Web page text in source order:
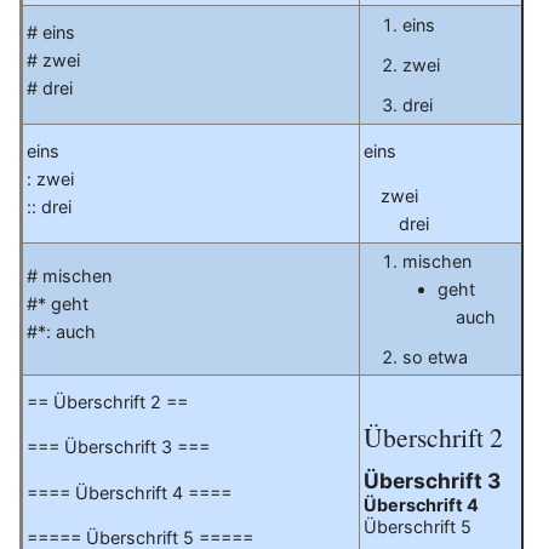
# eins
# zwei
# drei
eins
zwei
drei
eins
: zwei
:: drei
eins
zwei
drei
# mischen
#* geht
#*: auch
mischen
geht
auch
so etwa
== Überschrift 2 ==
=== Überschrift 3 ===
==== Überschrift 4 ====
===== Überschrift 5 =====
Überschrift 2
Überschrift 3
Überschrift 4
Überschrift 5